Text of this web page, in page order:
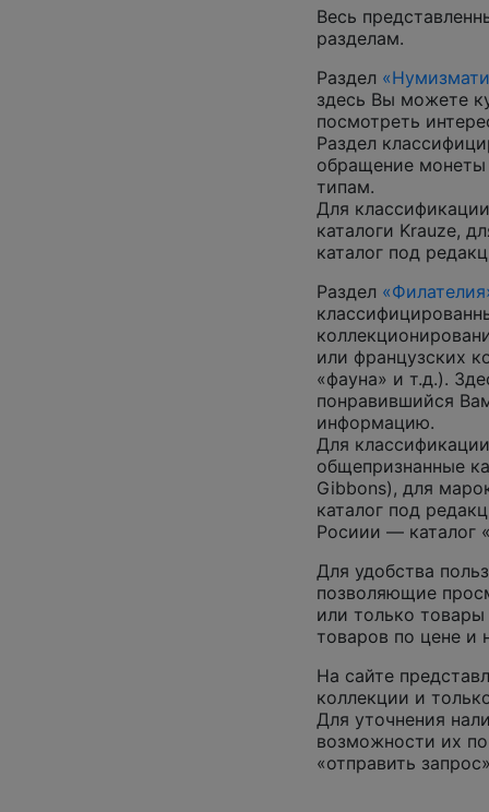
Весь
разделам.
Раздел
здесь Вы можете
посмотреть
Раздел
обращение
типам.
Для
каталоги Krauze,
каталог под
Раздел
или французских
«фауна» и т.д.).
понравившийся
информацию.
Для
общепризнанные
Gibbons), для
каталог под
Росиии — каталог
Для удобства
позволяющие
или только
товаров по цене и
На сайте
коллекции и
Для уточнения
возможности их
«отправить